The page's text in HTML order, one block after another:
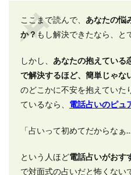
ここまで読んで、 あなたの悩
か？ もし解決できたなら、と
しかし、 あなたの抱えている
で解決するほど、簡単じゃな
のどこかに不安を抱えていた
ているなら、 電話占いのピュ
「占いって初めてだからなぁ…
という人ほど電話占いがおす
で対面式の占いだと怖くない